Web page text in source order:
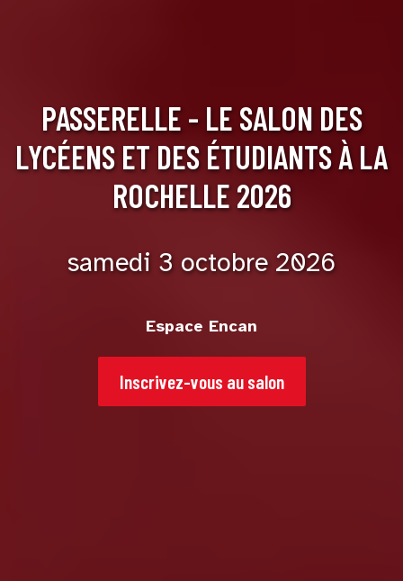
PASSERELLE - LE SALON DES
LYCÉENS ET DES ÉTUDIANTS À LA
ROCHELLE 2026
samedi 3 octobre 2026
Espace Encan
Inscrivez-vous au salon